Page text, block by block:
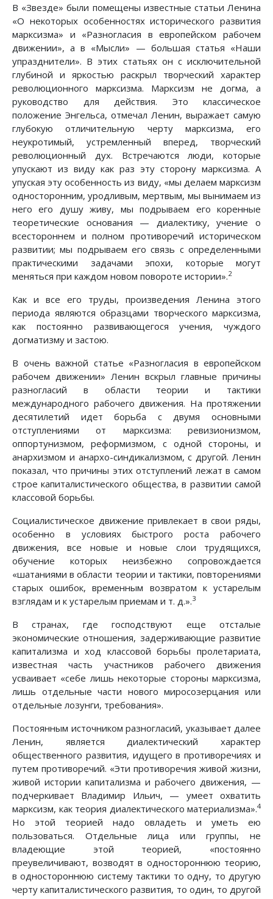
В «Звезде» были помещены известные статьи Ленина
«О некоторых особенностях исторического развития
марксизма» и «Разногласия в европейском рабочем
движении», а в «Мысли» — большая статья «Наши
упразднители». В этих статьях он с исключительной
глубиной и яркостью раскрыл творческий характер
революционного марксизма. Марксизм не догма, а
руководство для действия. Это классическое
положение Энгельса, отмечал Ленин, выражает самую
глубокую отличительную черту марксизма, его
неукротимый, устремленный вперед, творческий
революционный дух. Встречаются люди, которые
упускают из виду как раз эту сторону марксизма. А
упуская эту особенность из виду, «мы делаем марксизм
односторонним, уродливым, мертвым, мы вынимаем из
него его душу живу, мы подрываем его коренные
теоретические основания — диалектику, учение о
всестороннем и полном противоречий историческом
развитии; мы подрываем его связь с определенными
практическими задачами эпохи, которые могут
меняться при каждом новом повороте истории».2
Как и все его труды, произведения Ленина этого
периода являются образцами творческого марксизма,
как постоянно развивающегося учения, чуждого
догматизму и застою.
В очень важной статье «Разногласия в европейском
рабочем движении» Ленин вскрыл главные причины
разногласий в области теории и тактики
международного рабочего движения. На протяжении
десятилетий идет борьба с двумя основными
отступлениями от марксизма: ревизионизмом,
оппортунизмом, реформизмом, с одной стороны, и
анархизмом и анархо-синдикализмом, с другой. Ленин
показал, что причины этих отступлений лежат в самом
строе капиталистического общества, в развитии самой
классовой борьбы.
Социалистическое движение привлекает в свои ряды,
особенно в условиях быстрого роста рабочего
движения, все новые и новые слои трудящихся,
обучение которых неизбежно сопровождается
«шатаниями в области теории и тактики, повторениями
старых ошибок, временным возвратом к устарелым
взглядам и к устарелым приемам и т. д.».3
В странах, где господствуют еще отсталые
экономические отношения, задерживающие развитие
капитализма и ход классовой борьбы пролетариата,
известная часть участников рабочего движения
усваивает «себе лишь некоторые стороны марксизма,
лишь отдельные части нового миросозерцания или
отдельные лозунги, требования».
Постоянным источником разногласий, указывает далее
Ленин, является диалектический характер
общественного развития, идущего в противоречиях и
путем противоречий. «Эти противоречия живой жизни,
живой истории капитализма и рабочего движения, —
подчеркивает Владимир Ильич, — умеет охватить
марксизм, как теория диалектического материализма».4
Но этой теорией надо овладеть и уметь ею
пользоваться. Отдельные лица или группы, не
владеющие этой теорией, «постоянно
преувеличивают, возводят в одностороннюю теорию,
в одностороннюю систему тактики то одну, то другую
черту капиталистического развития, то один, то другой